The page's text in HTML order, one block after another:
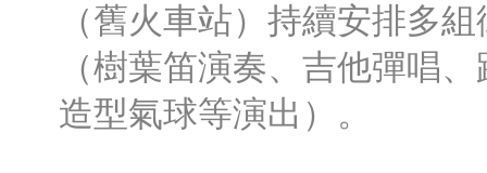
（舊火車站）持續安排多
（樹葉笛演奏、吉他彈唱
造型氣球等演出）。